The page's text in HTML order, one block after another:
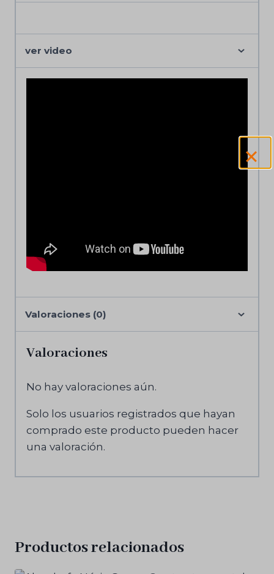
ver video
Valoraciones (0)
Valoraciones
No hay valoraciones aún.
Solo los usuarios registrados que hayan
comprado este producto pueden hacer
una valoración.
Productos relacionados